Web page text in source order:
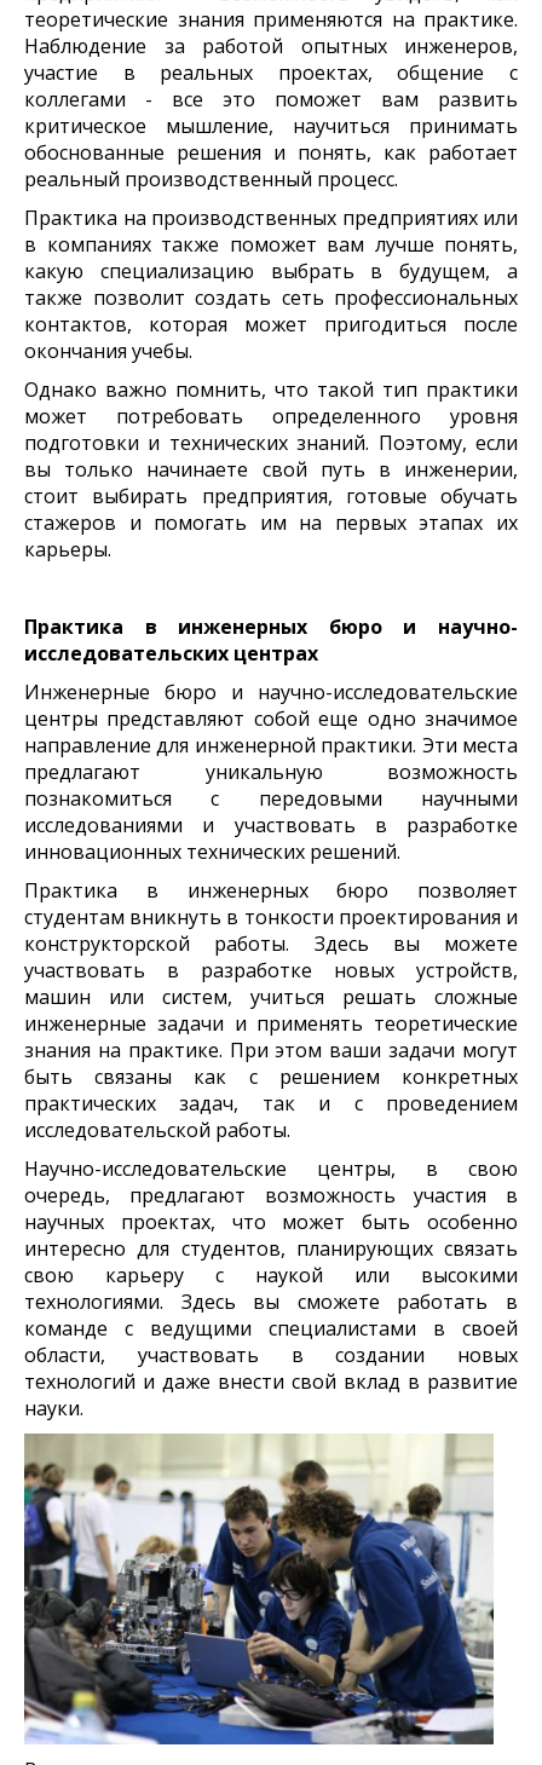
теоретические знания применяются на практике.
Наблюдение за работой опытных инженеров,
участие в реальных проектах, общение с
коллегами - все это поможет вам развить
критическое мышление, научиться принимать
обоснованные решения и понять, как работает
реальный производственный процесс.
Практика на производственных предприятиях или
в компаниях также поможет вам лучше понять,
какую специализацию выбрать в будущем, а
также позволит создать сеть профессиональных
контактов, которая может пригодиться после
окончания учебы.
Однако важно помнить, что такой тип практики
может потребовать определенного уровня
подготовки и технических знаний. Поэтому, если
вы только начинаете свой путь в инженерии,
стоит выбирать предприятия, готовые обучать
стажеров и помогать им на первых этапах их
карьеры.
Практика в инженерных бюро и научно-
исследовательских центрах
Инженерные бюро и научно-исследовательские
центры представляют собой еще одно значимое
направление для инженерной практики. Эти места
предлагают уникальную возможность
познакомиться с передовыми научными
исследованиями и участвовать в разработке
инновационных технических решений.
Практика в инженерных бюро позволяет
студентам вникнуть в тонкости проектирования и
конструкторской работы. Здесь вы можете
участвовать в разработке новых устройств,
машин или систем, учиться решать сложные
инженерные задачи и применять теоретические
знания на практике. При этом ваши задачи могут
быть связаны как с решением конкретных
практических задач, так и с проведением
исследовательской работы.
Научно-исследовательские центры, в свою
очередь, предлагают возможность участия в
научных проектах, что может быть особенно
интересно для студентов, планирующих связать
свою карьеру с наукой или высокими
технологиями. Здесь вы сможете работать в
команде с ведущими специалистами в своей
области, участвовать в создании новых
технологий и даже внести свой вклад в развитие
науки.